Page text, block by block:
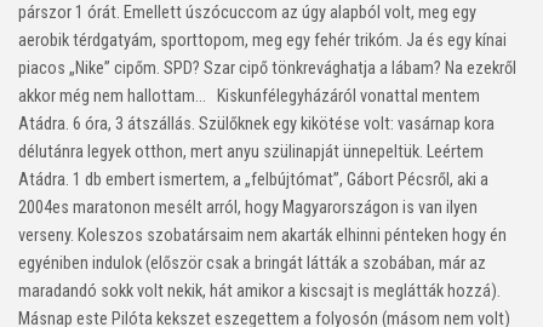
párszor 1 órát. Emellett úszócuccom az úgy alapból volt, meg egy
aerobik térdgatyám, sporttopom, meg egy fehér trikóm. Ja és egy kínai
piacos „Nike” cipőm. SPD? Szar cipő tönkrevághatja a lábam? Na ezekről
akkor még nem hallottam… Kiskunfélegyházáról vonattal mentem
Atádra. 6 óra, 3 átszállás. Szülőknek egy kikötése volt: vasárnap kora
délutánra legyek otthon, mert anyu szülinapját ünnepeltük. Leértem
Atádra. 1 db embert ismertem, a „felbújtómat”, Gábort Pécsről, aki a
2004es maratonon mesélt arról, hogy Magyarországon is van ilyen
verseny. Koleszos szobatársaim nem akarták elhinni pénteken hogy én
egyéniben indulok (először csak a bringát látták a szobában, már az
maradandó sokk volt nekik, hát amikor a kiscsajt is meglátták hozzá).
Másnap este Pilóta kekszet eszegettem a folyosón (másom nem volt)